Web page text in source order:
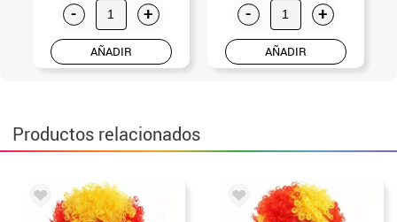
- +
AÑADIR
- +
AÑADIR
Productos relacionados